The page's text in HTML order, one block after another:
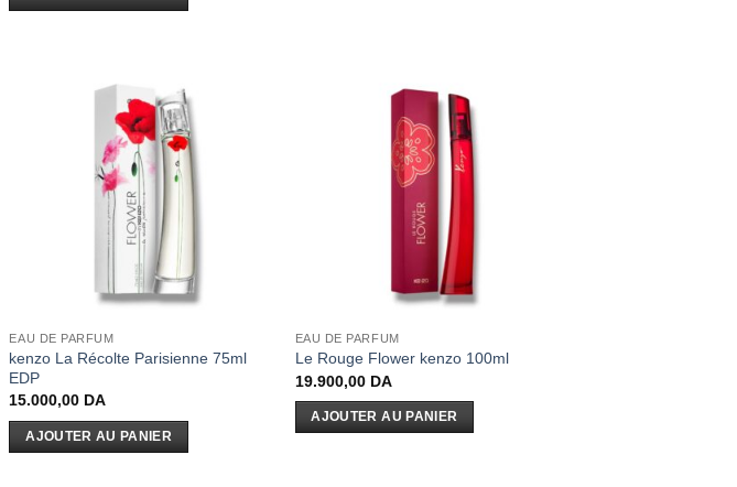
EAU DE PARFUM
kenzo La Récolte Parisienne 75ml
EDP
15.000,00 DA
AJOUTER AU PANIER
EAU DE PARFUM
Le Rouge Flower kenzo 100ml
19.900,00 DA
AJOUTER AU PANIER